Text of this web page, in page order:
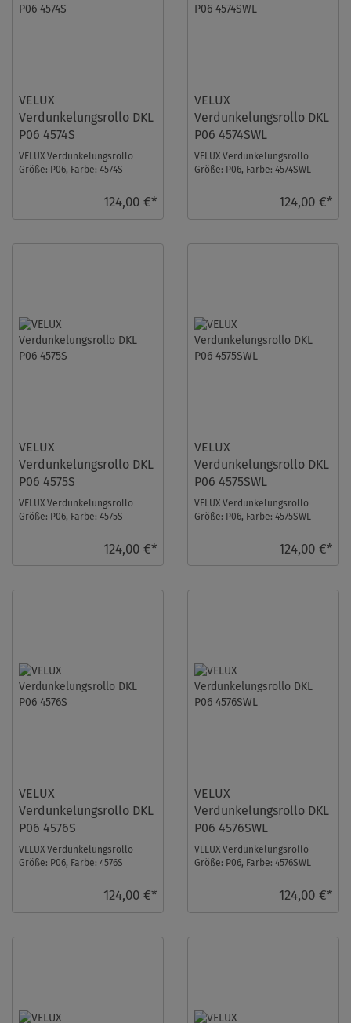
VELUX
Verdunkelungsrollo DKL
P06 4574S
VELUX Verdunkelungsrollo
Größe: P06, Farbe: 4574S
124,00 €*
VELUX
Verdunkelungsrollo DKL
P06 4574SWL
VELUX Verdunkelungsrollo
Größe: P06, Farbe: 4574SWL
124,00 €*
VELUX
Verdunkelungsrollo DKL
P06 4575S
VELUX Verdunkelungsrollo
Größe: P06, Farbe: 4575S
124,00 €*
VELUX
Verdunkelungsrollo DKL
P06 4575SWL
VELUX Verdunkelungsrollo
Größe: P06, Farbe: 4575SWL
124,00 €*
VELUX
Verdunkelungsrollo DKL
P06 4576S
VELUX Verdunkelungsrollo
Größe: P06, Farbe: 4576S
124,00 €*
VELUX
Verdunkelungsrollo DKL
P06 4576SWL
VELUX Verdunkelungsrollo
Größe: P06, Farbe: 4576SWL
124,00 €*